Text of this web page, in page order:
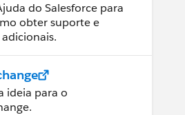
do Salesforce para
obter suporte e
ideia para o